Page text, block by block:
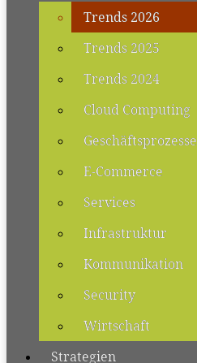
Trends 2026
Trends 2025
Trends 2024
Cloud Computing
Geschäftsprozesse
E-Commerce
Services
Infrastruktur
Kommunikation
Security
Wirtschaft
Strategien